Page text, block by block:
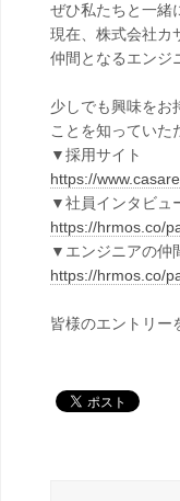
ぜひ私たちと一緒
現在、株式会社カ
仲間となるエンジ
少しでも興味をお
ことを知っていた
▼採用サイト
https://
▼社員インタビュ
https://hrmos.co/
▼エンジニアの仲
https://hrmos.co/
皆様のエントリー